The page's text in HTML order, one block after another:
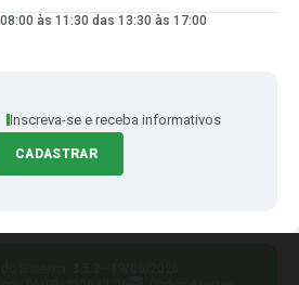
às 11:30 das 13:30 às 17:00
Inscreva-se e receba informativos
CADASTRAR